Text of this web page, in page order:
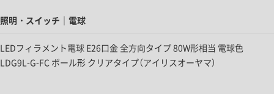
照明・スイッチ｜電球
LEDフィラメント電球 E26口金 全方向タイプ 80W形相当 電球色
LDG9L-G-FC ボール形 クリアタイプ（アイリスオーヤマ）